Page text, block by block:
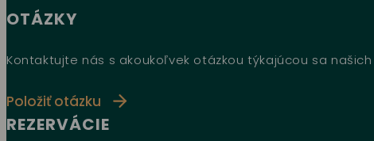
OTÁZKY
Kontaktujte nás s akoukoľvek otázkou týkajúcou sa
Položiť otázku
REZERVÁCIE